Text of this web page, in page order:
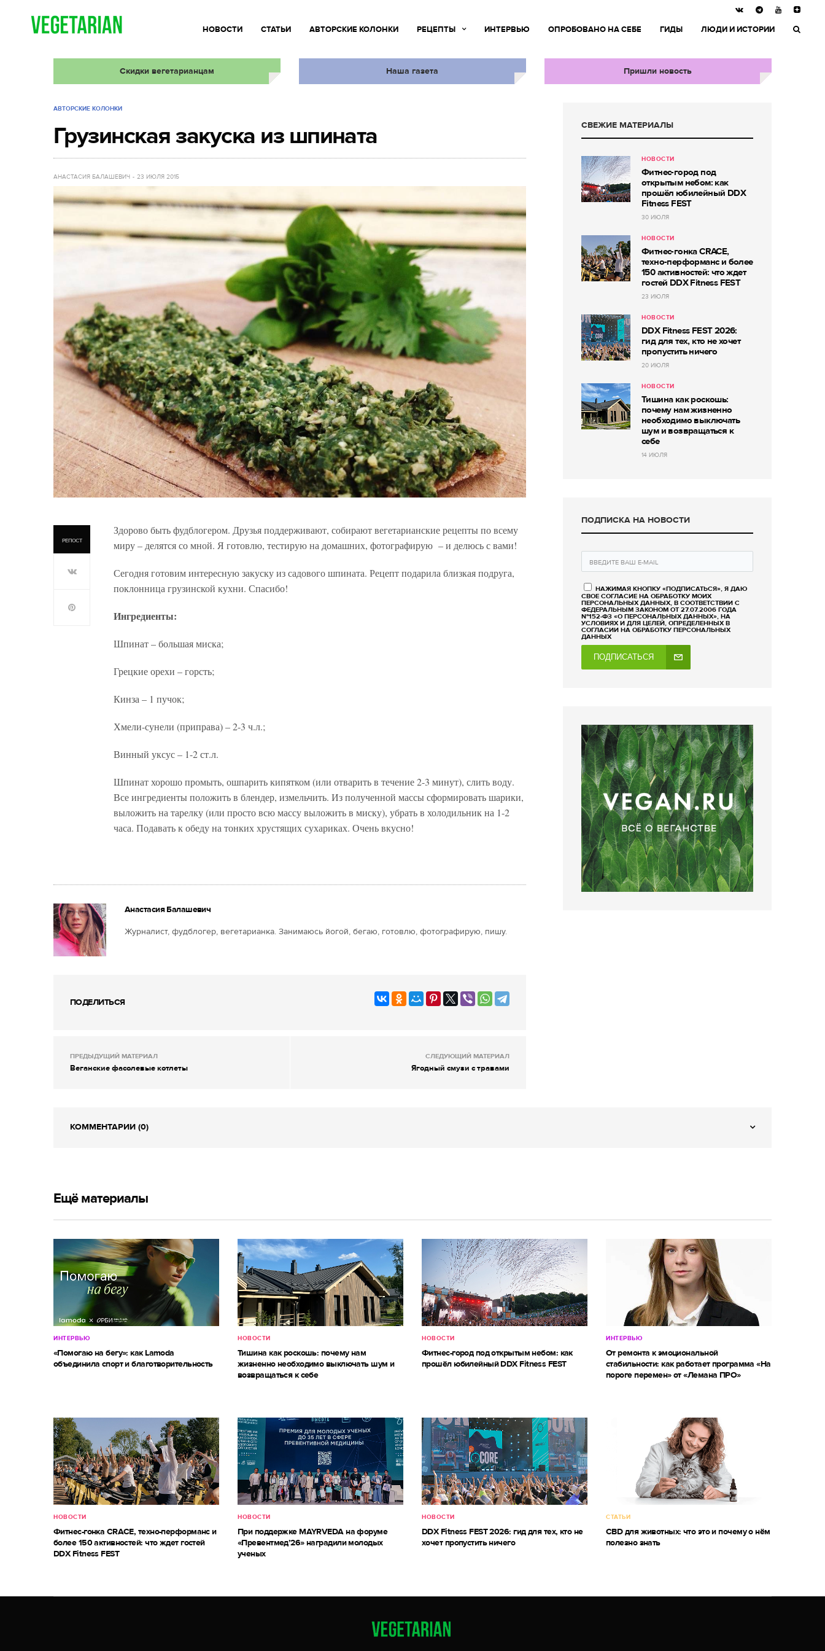
НОВОСТИ СТАТЬИ АВТОРСКИЕ КОЛОНКИ РЕЦЕПТЫ ИНТЕРВЬЮ ОПРОБОВАНО НА СЕБЕ ГИДЫ ЛЮДИ И ИСТОРИИ
Скидки вегетарианцам Наша газета Пришли новость
АВТОРСКИЕ КОЛОНКИ
Грузинская закуска из шпината
АНАСТАСИЯ БАЛАШЕВИЧ 23 ИЮЛЯ 2015
РЕПОСТ
Здорово быть фудблогером. Друзья поддерживают, собирают вегетарианские рецепты по всему
миру – делятся со мной. Я готовлю, тестирую на домашних, фотографирую – и делюсь с вами!
Сегодня готовим интересную закуску из садового шпината. Рецепт подарила близкая подруга,
поклонница грузинской кухни. Спасибо!
Ингредиенты:
Шпинат – большая миска;
Грецкие орехи – горсть;
Кинза – 1 пучок;
Хмели-сунели (приправа) – 2-3 ч.л.;
Винный уксус – 1-2 ст.л.
Шпинат хорошо промыть, ошпарить кипятком (или отварить в течение 2-3 минут), слить воду.
Все ингредиенты положить в блендер, измельчить. Из полученной массы сформировать шарики,
выложить на тарелку (или просто всю массу выложить в миску), убрать в холодильник на 1-2
часа. Подавать к обеду на тонких хрустящих сухариках. Очень вкусно!
Анастасия Балашевич
Журналист, фудблогер, вегетарианка. Занимаюсь йогой, бегаю, готовлю, фотографирую, пишу.
ПОДЕЛИТЬСЯ
ПРЕДЫДУЩИЙ МАТЕРИАЛ
Веганские фасолевые котлеты
СЛЕДУЮЩИЙ МАТЕРИАЛ
Ягодный смузи с травами
СВЕЖИЕ МАТЕРИАЛЫ
НОВОСТИ
Фитнес-город под
открытым небом: как
прошёл юбилейный DDX
Fitness FEST
30 ИЮЛЯ
НОВОСТИ
Фитнес-гонка CRACE,
техно-перформанс и более
150 активностей: что ждет
гостей DDX Fitness FEST
23 ИЮЛЯ
НОВОСТИ
DDX Fitness FEST 2026:
гид для тех, кто не хочет
пропустить ничего
20 ИЮЛЯ
НОВОСТИ
Тишина как роскошь:
почему нам жизненно
необходимо выключать
шум и возвращаться к
себе
14 ИЮЛЯ
ПОДПИСКА НА НОВОСТИ
НАЖИМАЯ КНОПКУ «ПОДПИСАТЬСЯ», Я ДАЮ
СВОЕ СОГЛАСИЕ НА ОБРАБОТКУ МОИХ
ПЕРСОНАЛЬНЫХ ДАННЫХ, В СООТВЕТСТВИИ С
ФЕДЕРАЛЬНЫМ ЗАКОНОМ ОТ 27.07.2006 ГОДА
№152-ФЗ «О ПЕРСОНАЛЬНЫХ ДАННЫХ», НА
УСЛОВИЯХ И ДЛЯ ЦЕЛЕЙ, ОПРЕДЕЛЕННЫХ В
СОГЛАСИИ НА ОБРАБОТКУ ПЕРСОНАЛЬНЫХ
ДАННЫХ
ПОДПИСАТЬСЯ
КОММЕНТАРИИ (0)
Ещё материалы
ИНТЕРВЬЮ
«Помогаю на бегу»: как Lamoda
объединила спорт и благотворительность
НОВОСТИ
Тишина как роскошь: почему нам
жизненно необходимо выключать шум и
возвращаться к себе
НОВОСТИ
Фитнес-город под открытым небом: как
прошёл юбилейный DDX Fitness FEST
ИНТЕРВЬЮ
От ремонта к эмоциональной
стабильности: как работает программа «На
пороге перемен» от «Лемана ПРО»
НОВОСТИ
Фитнес-гонка CRACE, техно-перформанс и
более 150 активностей: что ждет гостей
DDX Fitness FEST
НОВОСТИ
При поддержке MAYRVEDA на форуме
«Превентмед’26» наградили молодых
ученых
НОВОСТИ
DDX Fitness FEST 2026: гид для тех, кто не
хочет пропустить ничего
СТАТЬИ
CBD для животных: что это и почему о нём
полезно знать